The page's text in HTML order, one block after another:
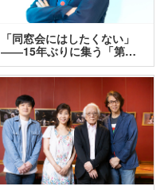
「同窓会にはしたくない」
――15年ぶりに集う「第…